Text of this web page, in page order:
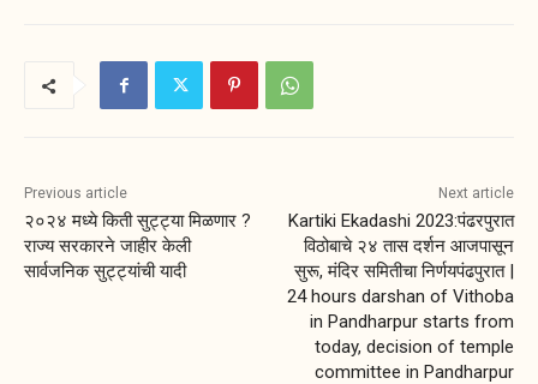
Previous article
२०२४ मध्ये किती सुट्ट्या मिळणार ?
राज्य सरकारने जाहीर केली
सार्वजनिक सुट्ट्यांची यादी
Next article
Kartiki Ekadashi 2023:पंढरपुरात
विठोबाचे २४ तास दर्शन आजपासून
सुरू, मंदिर समितीचा निर्णयपंढपुरात |
24 hours darshan of Vithoba
in Pandharpur starts from
today, decision of temple
committee in Pandharpur